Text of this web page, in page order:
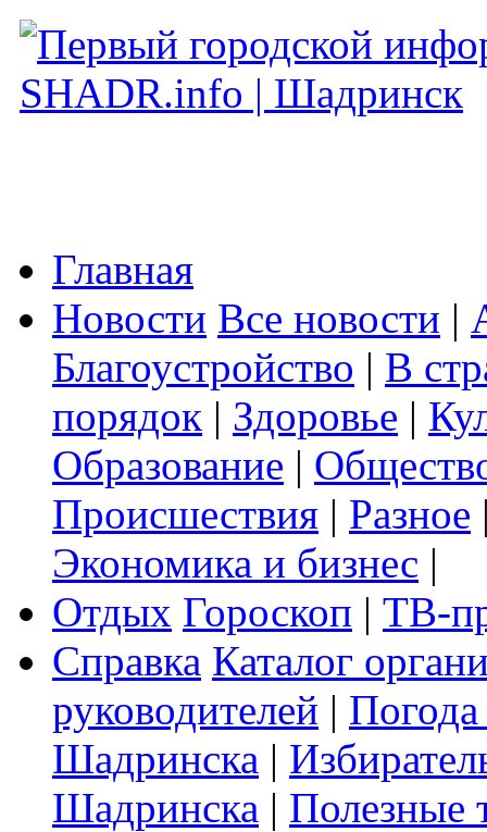
Главная
Новости Все новости |
Благоустройство | В
порядок | Здоровье |
Образование |
Происшествия | Разное
Экономика и бизнес |
Отдых Гороскоп | ТВ-
Справка Каталог
руководителей |
Шадринска |
Шадринска | Полезные